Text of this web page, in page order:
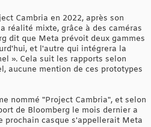
Cambria en 2022, après son
réalité mixte, grâce à des caméras
dit que Meta prévoit deux gammes
et l'autre qui intégrera la
». Cela suit les rapports selon
aucune mention de ces prototypes
nommé "Project Cambria", et selon
de Bloomberg le mois dernier a
prochain casque s'appellerait Meta